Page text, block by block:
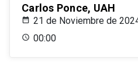
Carlos Ponce, UAH
21 de Noviembre de
00:00